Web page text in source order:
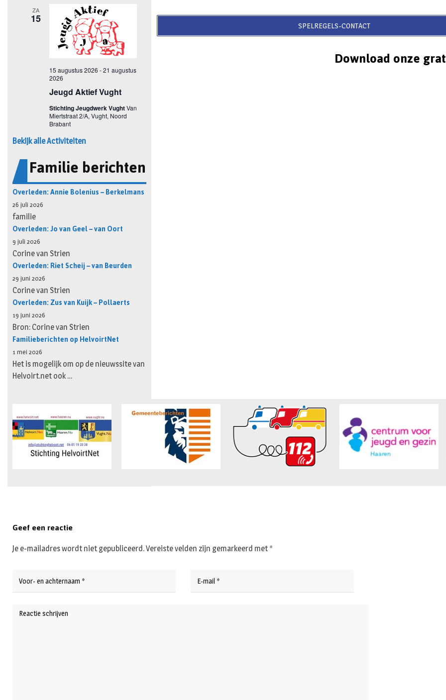
Bekijk alle Activiteiten
Familie berichten
Overleden: Annie Bolenius – Berkelmans
26 juli 2026
familie
Overleden: Jo van Geel – van Oort
9 juli 2026
Corine van Strien
Overleden: Riet Scheij – van Beurden
29 juni 2026
Corine van Strien
Overleden: Zus van Kuijk – Pollaerts
19 juni 2026
Bron: Corine van Strien
Familieberichten op HelvoirtNet
1 mei 2026
Het is mogelijk om op de nieuwssite van
Helvoirt.net ook …
SPELREGELS-CONTACT
Download onze
Geef een reactie
Je e-mailadres wordt niet gepubliceerd.Vereiste velden zijn gemarkeerd met *